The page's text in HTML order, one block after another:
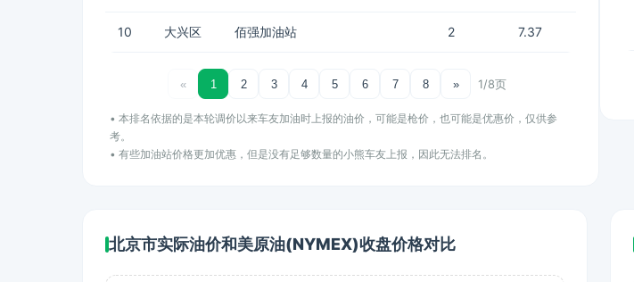
10 大兴区 佰强加油站 2 7.37
« 1 2 3 4 5 6 7 8 » 1/8页
• 本排名依据的是本轮调价以来车友加油时上报的油价，可能是枪价，也可能是优惠价，仅供参
考。
• 有些加油站价格更加优惠，但是没有足够数量的小熊车友上报，因此无法排名。
北京市实际油价和美原油(NYMEX)收盘价格对比